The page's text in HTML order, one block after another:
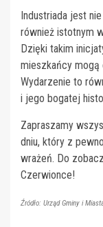
Industriada jest
również istotnym
Dzięki takim
mieszkańcy
Wydarzenie to
i jego bogatej
Zapraszamy
dniu, który z
wrażeń. Do
Czerwionce!
Źródło: Urząd Gminy i